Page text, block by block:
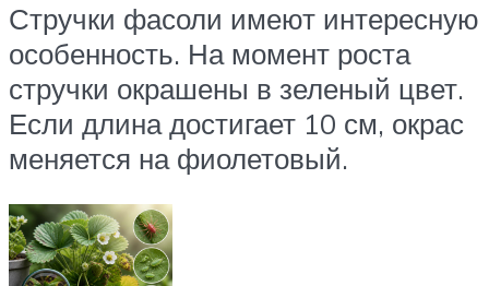
Стручки фасоли имеют интересную
особенность. На момент роста
стручки окрашены в зеленый цвет.
Если длина достигает 10 см, окрас
меняется на фиолетовый.